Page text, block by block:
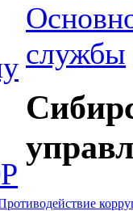
службы